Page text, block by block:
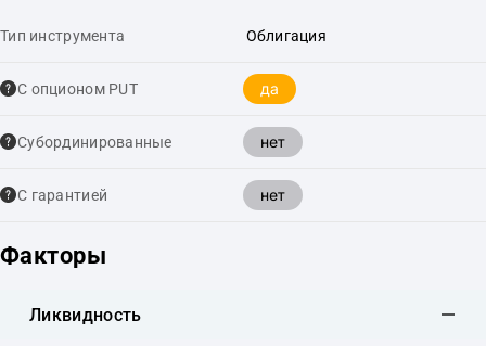
Тип инструмента Облигация
С опционом PUT да
Cубординированные нет
С гарантией нет
Факторы
Ликвидность